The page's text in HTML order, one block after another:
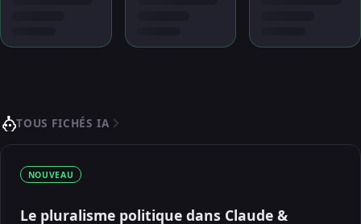
TOUS FICHÉS IA
NOUVEAU
Le pluralisme politique dans Claude &